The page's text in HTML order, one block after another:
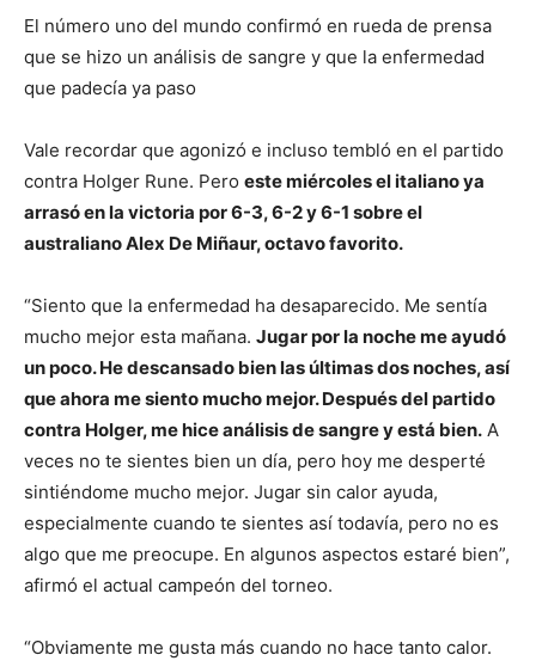
El número uno del mundo confirmó en rueda de prensa
que se hizo un análisis de sangre y que la enfermedad
que padecía ya paso
Vale recordar que agonizó e incluso tembló en el partido
contra Holger Rune. Pero este miércoles el italiano ya
arrasó en la victoria por 6-3, 6-2 y 6-1 sobre el
australiano Alex De Miñaur, octavo favorito.
“Siento que la enfermedad ha desaparecido. Me sentía
mucho mejor esta mañana. Jugar por la noche me ayudó
un poco. He descansado bien las últimas dos noches, así
que ahora me siento mucho mejor. Después del partido
contra Holger, me hice análisis de sangre y está bien. A
veces no te sientes bien un día, pero hoy me desperté
sintiéndome mucho mejor. Jugar sin calor ayuda,
especialmente cuando te sientes así todavía, pero no es
algo que me preocupe. En algunos aspectos estaré bien”,
afirmó el actual campeón del torneo.
“Obviamente me gusta más cuando no hace tanto calor.